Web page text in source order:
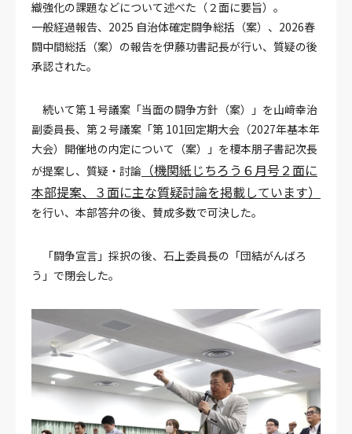
織強化の課題などについて述べた（２面に要旨）。
一般経過報告、2025 自治体確定闘争総括（案）、2026春
闘中間総括（案）の報告を伊藤功書記長が行い、質疑の後
承認された。
続いて第１号議案「当面の闘争方針（案）」を山﨑幸治
副委員長、第２号議案「第 101回定期大会（2027年基本年
大会）開催地の内定について（案）」を榎本朋子書記次長
が提案し、質疑・討論 （機関紙じちろう６月号２面に
本部提案、３面に主な質疑討論を掲載しています）
を行い、本部答弁の後、賛成多数で可決した。
「闘争宣言」採択の後、石上委員長の「団結がんばろ
う」で閉会した。